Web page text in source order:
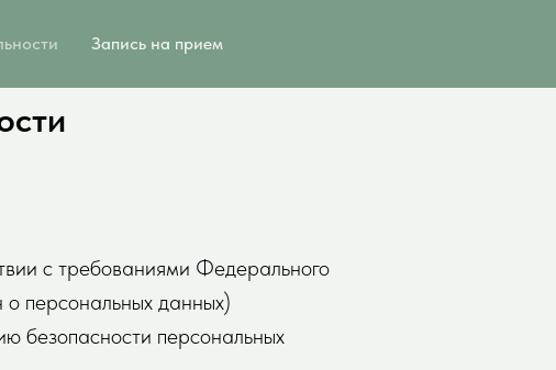
Запись на прием
с требованиями Федерального
персональных данных)
безопасности персональных